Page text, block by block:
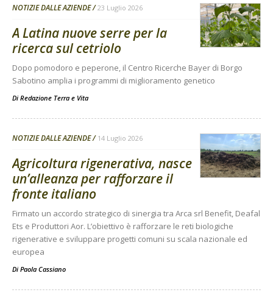
NOTIZIE DALLE AZIENDE 23 Luglio 2026
A Latina nuove serre per la
ricerca sul cetriolo
Dopo pomodoro e peperone, il Centro Ricerche Bayer di Borgo
Sabotino amplia i programmi di miglioramento genetico
Di Redazione Terra e Vita
NOTIZIE DALLE AZIENDE 14 Luglio 2026
Agricoltura rigenerativa, nasce
un’alleanza per rafforzare il
fronte italiano
Firmato un accordo strategico di sinergia tra Arca srl Benefit, Deafal
Ets e Produttori Aor. L’obiettivo è rafforzare le reti biologiche
rigenerative e sviluppare progetti comuni su scala nazionale ed
europea
Di Paola Cassiano